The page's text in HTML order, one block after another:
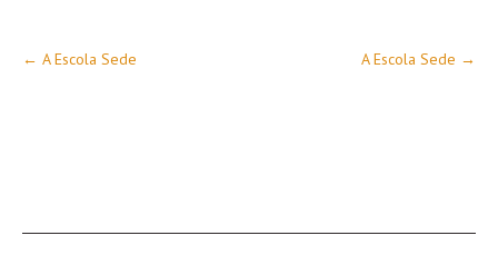
Post
navigation
← A Escola Sede A Escola Sede →